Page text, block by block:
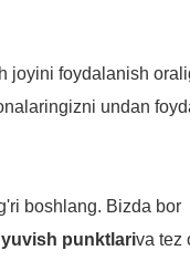
joyini foydalanish
undan
boshlang. Bizda bor
punktlariva tez